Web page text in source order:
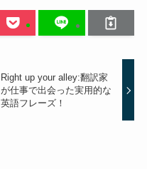
Right up your alley:翻訳家
が仕事で出会った実用的な
英語フレーズ！